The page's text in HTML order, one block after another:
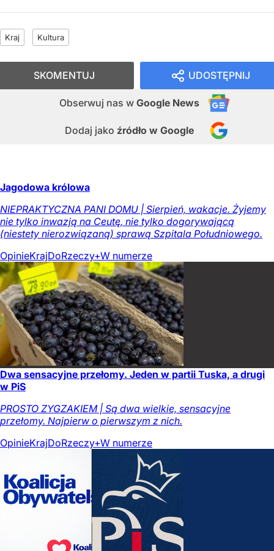
Kraj Kultura
UDOSTĘPNIJ
Obserwuj nas w Google News
Dodaj jako źródło w Google
SKOMENTUJ
Jagodowa królowa
NIEPRAKTYCZNA PANI DOMU | Sierpień, wakacje. Żyjemy
nie tylko inwazją na Ceutę, nie tylko dogorywającą
(niestety nierozwiązaną) sprawą Szpitala Południowego.
OpinieKrajDoRzeczy+W numerze
Dwa sensacyjne przełomy. Jeden w partii Tuska, a drugi
w PiS
PROSTO ZYGZAKIEM | Są dwa wielkie, sensacyjne
przełomy. Najpierw o pierwszym z nich.
OpinieKrajDoRzeczy+W numerze